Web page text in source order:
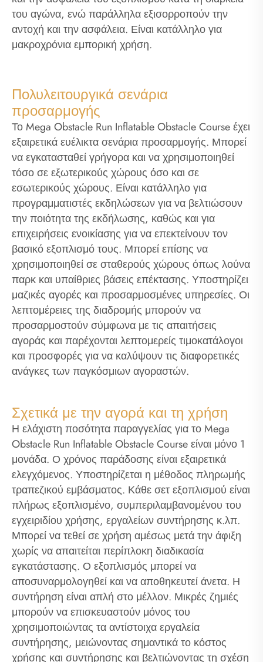
του αγώνα, ενώ παράλληλα εξισορροπούν την
αντοχή και την ασφάλεια. Είναι κατάλληλο για
μακροχρόνια εμπορική χρήση.
Πολυλειτουργικά σενάρια
προσαρμογής
Το Mega Obstacle Run Inflatable Obstacle Course έχει
εξαιρετικά ευέλικτα σενάρια προσαρμογής. Μπορεί
να εγκατασταθεί γρήγορα και να χρησιμοποιηθεί
τόσο σε εξωτερικούς χώρους όσο και σε
εσωτερικούς χώρους. Είναι κατάλληλο για
προγραμματιστές εκδηλώσεων για να βελτιώσουν
την ποιότητα της εκδήλωσης, καθώς και για
επιχειρήσεις ενοικίασης για να επεκτείνουν τον
βασικό εξοπλισμό τους. Μπορεί επίσης να
χρησιμοποιηθεί σε σταθερούς χώρους όπως λούνα
παρκ και υπαίθριες βάσεις επέκτασης. Υποστηρίζει
μαζικές αγορές και προσαρμοσμένες υπηρεσίες. Οι
λεπτομέρειες της διαδρομής μπορούν να
προσαρμοστούν σύμφωνα με τις απαιτήσεις
αγοράς και παρέχονται λεπτομερείς τιμοκατάλογοι
και προσφορές για να καλύψουν τις διαφορετικές
ανάγκες των παγκόσμιων αγοραστών.
Σχετικά με την αγορά και τη χρήση
Η ελάχιστη ποσότητα παραγγελίας για το Mega
Obstacle Run Inflatable Obstacle Course είναι μόνο 1
μονάδα. Ο χρόνος παράδοσης είναι εξαιρετικά
ελεγχόμενος. Υποστηρίζεται η μέθοδος πληρωμής
τραπεζικού εμβάσματος. Κάθε σετ εξοπλισμού είναι
πλήρως εξοπλισμένο, συμπεριλαμβανομένου του
εγχειριδίου χρήσης, εργαλείων συντήρησης κ.λπ.
Μπορεί να τεθεί σε χρήση αμέσως μετά την άφιξη
χωρίς να απαιτείται περίπλοκη διαδικασία
εγκατάστασης. Ο εξοπλισμός μπορεί να
αποσυναρμολογηθεί και να αποθηκευτεί άνετα. Η
συντήρηση είναι απλή στο μέλλον. Μικρές ζημιές
μπορούν να επισκευαστούν μόνος του
χρησιμοποιώντας τα αντίστοιχα εργαλεία
συντήρησης, μειώνοντας σημαντικά το κόστος
χρήσης και συντήρησης και βελτιώνοντας τη σχέση